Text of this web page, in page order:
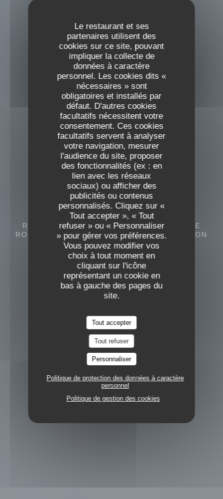
Le restaurant et ses
partenaires utilisent des
cookies sur ce site, pouvant
impliquer la collecte de
données à caractère
personnel. Les cookies dits «
nécessaires » sont
obligatoires et installés par
défaut. D'autres cookies
facultatifs nécessitent votre
consentement. Ces cookies
facultatifs servent à analyser
votre navigation, mesurer
l'audience du site, proposer
des fonctionnalités (ex : en
lien avec les réseaux
sociaux) ou afficher des
publicités ou contenus
personnalisés. Cliquez sur «
Tout accepter », « Tout
refuser » ou « Personnaliser
» pour gérer vos préférences.
Vous pouvez modifier vos
choix à tout moment en
cliquant sur l'icône
représentant un cookie en
bas à gauche des pages du
site.
Tout accepter
Tout refuser
Personnaliser
Politique de protection des données à caractère
personnel
Politique de gestion des cookies
Les Reflets
RESTAURANT GASTRONOMIQUE
227 RUE
ROGER SALENGRO 85000 LA ROCHE SUR YON
Les Reflets